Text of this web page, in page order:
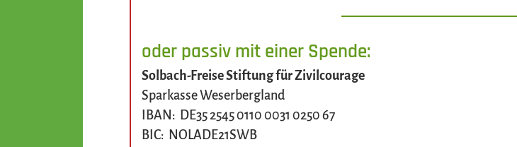
oder passiv mit einer Spende:
Solbach-Freise Stiftung für Zivilcourage
Sparkasse Weserbergland
IBAN: DE35 2545 0110 0031 0250 67
BIC: NOLADE21SWB